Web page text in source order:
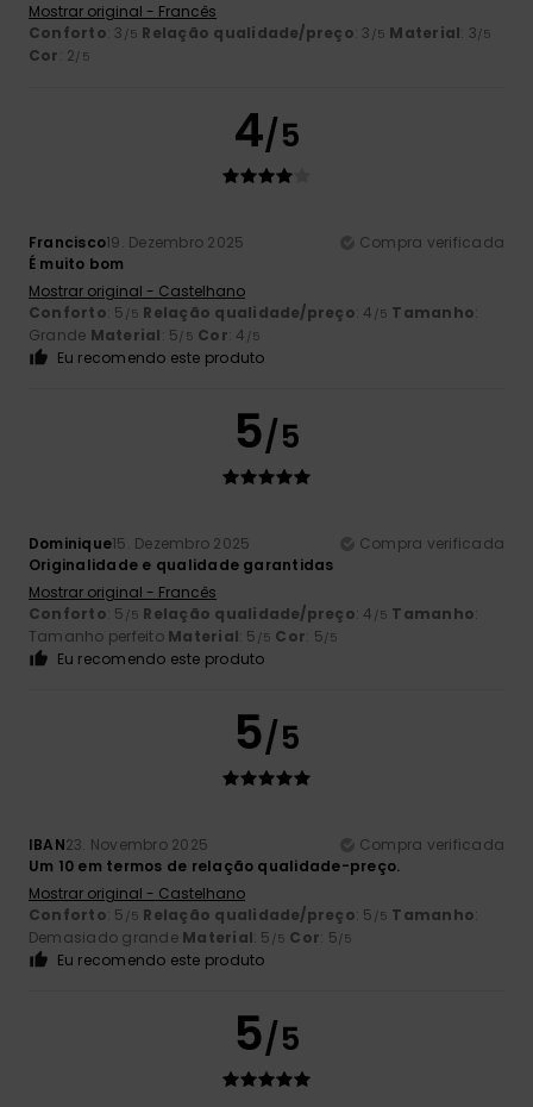
Mostrar original - Francês
Conforto: 3 /5 Relação qualidade/preço: 3 /5 Material: 3/5
Cor: 2/5
4/5
Francisco19. Dezembro 2025
Compra verificada
É muito bom
Mostrar original - Castelhano
Conforto: 5 /5 Relação qualidade/preço: 4 /5 Tamanho:
Grande Material: 5/5 Cor: 4 /5
Eu recomendo este produto
5/5
Dominique15. Dezembro 2025
Compra verificada
Originalidade e qualidade garantidas
Mostrar original - Francês
Conforto: 5 /5 Relação qualidade/preço: 4 /5 Tamanho:
Tamanho perfeito Material: 5 /5 Cor: 5/5
Eu recomendo este produto
5/5
IBAN23. Novembro 2025
Compra verificada
Um 10 em termos de relação qualidade-preço.
Mostrar original - Castelhano
Conforto: 5 /5 Relação qualidade/preço: 5 /5 Tamanho:
Demasiado grande Material: 5 /5 Cor: 5/5
Eu recomendo este produto
5/5